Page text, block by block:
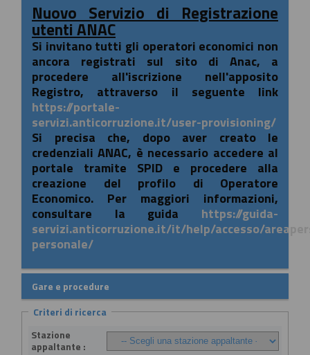
Nuovo Servizio di Registrazione
utenti ANAC
Si invitano tutti gli operatori economici non
ancora registrati sul sito di Anac, a
procedere all'iscrizione nell'apposito
Registro, attraverso il seguente link
https://portale-
servizi.anticorruzione.it/user-provisioning/
Si precisa che, dopo aver creato le
credenziali ANAC, è necessario accedere al
portale tramite SPID e procedere alla
creazione del profilo di Operatore
Economico. Per maggiori informazioni,
consultare la guida https://guida-
servizi.anticorruzione.it/it/help/accesso/
personale/
Gare e procedure
Criteri di ricerca
Stazione
appaltante :